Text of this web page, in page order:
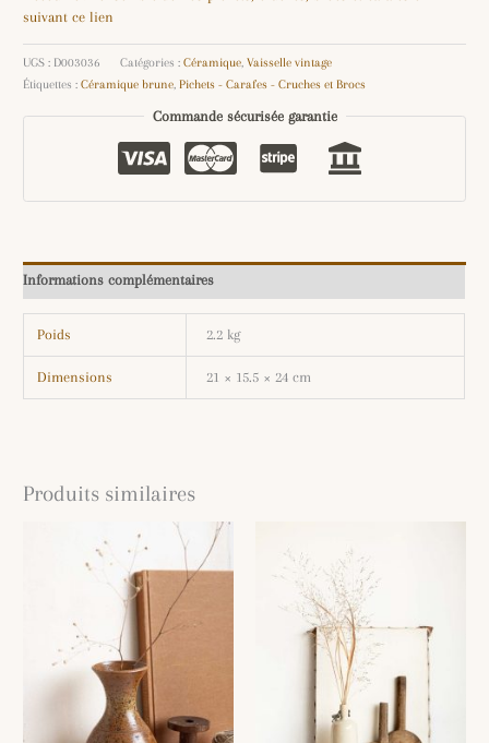
suivant ce lien
UGS : D003036 Catégories :Céramique ,Vaisselle vintage
Étiquettes :Céramique brune ,Pichets - Carafes - Cruches et Brocs
Commande sécurisée garantie
Informations complémentaires
Poids 2.2 kg
Dimensions 21 × 15.5 × 24 cm
Produits similaires